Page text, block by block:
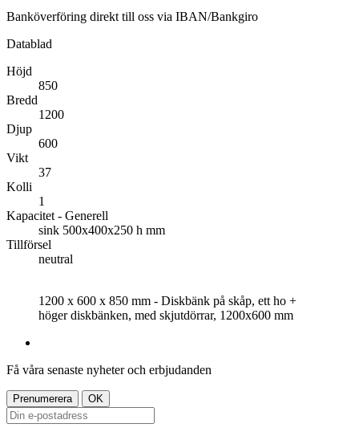
Banköverföring direkt till oss via IBAN/Bankgiro
Datablad
Höjd
850
Bredd
1200
Djup
600
Vikt
37
Kolli
1
Kapacitet - Generell
sink 500x400x250 h mm
Tillförsel
neutral
1200 x 600 x 850 mm - Diskbänk på skåp, ett ho +
höger diskbänken, med skjutdörrar, 1200x600 mm
Få våra senaste nyheter och erbjudanden